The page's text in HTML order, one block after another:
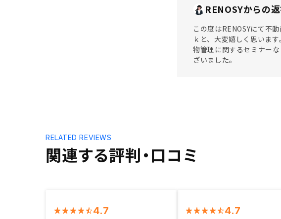
RENOSYからの
この度はRENOSYにて不
ｋと、大変嬉しく思いま
物管理に関するセミナー
ざいました。
関連する評判・口コミ
RELATED REVIEWS
4.7 4.7